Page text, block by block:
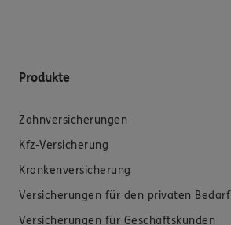
Produkte
Zahnversicherungen
Kfz-Versicherung
Krankenversicherung
Versicherungen für den privaten Bedarf
Versicherungen für Geschäftskunden